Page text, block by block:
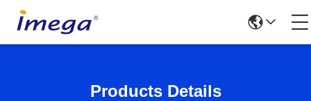
Products Details